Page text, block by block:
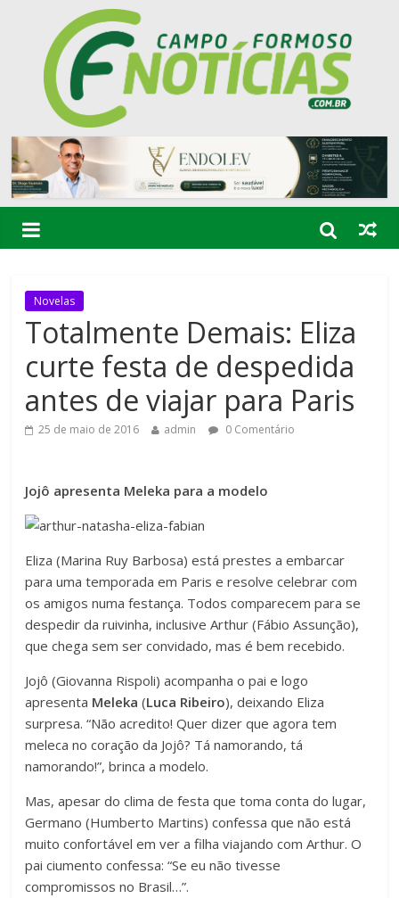
Novelas
Totalmente Demais: Eliza
curte festa de despedida
antes de viajar para Paris
25 de maio de 2016 admin 0 Comentário
Jojô apresenta Meleka para a modelo
Eliza (Marina Ruy Barbosa) está prestes a embarcar
para uma temporada em Paris e resolve celebrar com
os amigos numa festança. Todos comparecem para se
despedir da ruivinha, inclusive Arthur (Fábio Assunção),
que chega sem ser convidado, mas é bem recebido.
Jojô (Giovanna Rispoli) acompanha o pai e logo
apresenta Meleka (Luca Ribeiro), deixando Eliza
surpresa. “Não acredito! Quer dizer que agora tem
meleca no coração da Jojô? Tá namorando, tá
namorando!”, brinca a modelo.
Mas, apesar do clima de festa que toma conta do lugar,
Germano (Humberto Martins) confessa que não está
muito confortável em ver a filha viajando com Arthur. O
pai ciumento confessa: “Se eu não tivesse
compromissos no Brasil…”.